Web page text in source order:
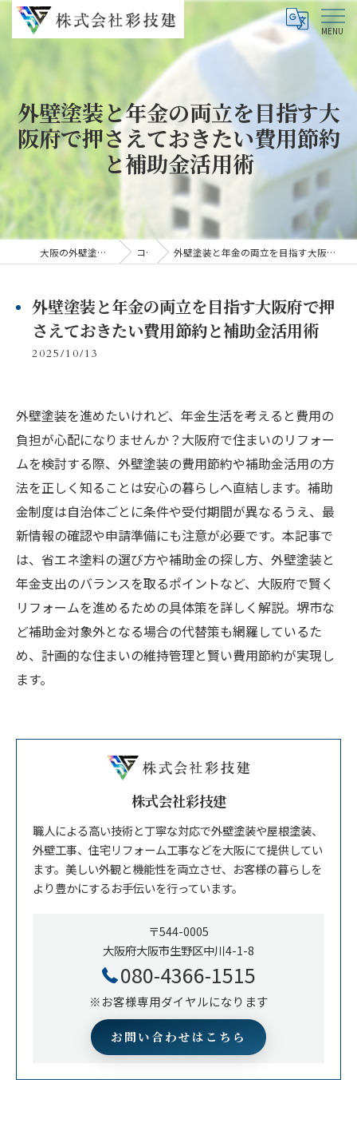
外壁塗装と年金の両立を目指す大
阪府で押さえておきたい費用節約
と補助金活用術
大阪の外壁塗装なら株式会社彩技建 コラム 外壁塗装と年金の両立を目指す大阪府で押さえておきたい費用節約と補助金活用術
外壁塗装と年金の両立を目指す大阪府で押
さえておきたい費用節約と補助金活用術
2025/10/13
外壁塗装を進めたいけれど、年金生活を考えると費用の
負担が心配になりませんか？大阪府で住まいのリフォー
ムを検討する際、外壁塗装の費用節約や補助金活用の方
法を正しく知ることは安心の暮らしへ直結します。補助
金制度は自治体ごとに条件や受付期間が異なるうえ、最
新情報の確認や申請準備にも注意が必要です。本記事で
は、省エネ塗料の選び方や補助金の探し方、外壁塗装と
年金支出のバランスを取るポイントなど、大阪府で賢く
リフォームを進めるための具体策を詳しく解説。堺市な
ど補助金対象外となる場合の代替策も網羅しているた
め、計画的な住まいの維持管理と賢い費用節約が実現し
ます。
株式会社彩技建
職人による高い技術と丁寧な対応で外壁塗装や屋根塗装、
外壁工事、住宅リフォーム工事などを大阪にて提供してい
ます。美しい外観と機能性を両立させ、お客様の暮らしを
より豊かにするお手伝いを行っています。
〒544-0005
大阪府大阪市生野区中川4-1-8
080-4366-1515
※お客様専用ダイヤルになります
お問い合わせはこちら